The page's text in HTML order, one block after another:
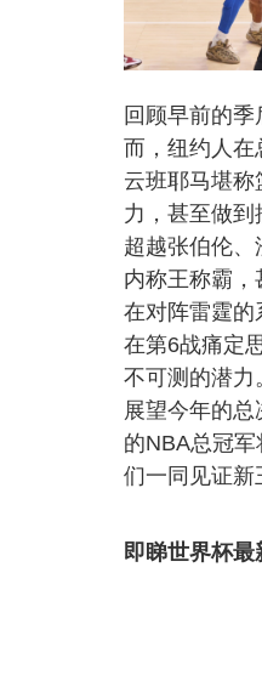
回顾早前的
而，纽约人在
云班耶马堪
力，甚至做
超越张伯伦
内称王称霸
在对阵雷霆的
在第6战痛定
不可测的潜力
展望今年的
的NBA总冠
们一同见证新
即睇世界杯最